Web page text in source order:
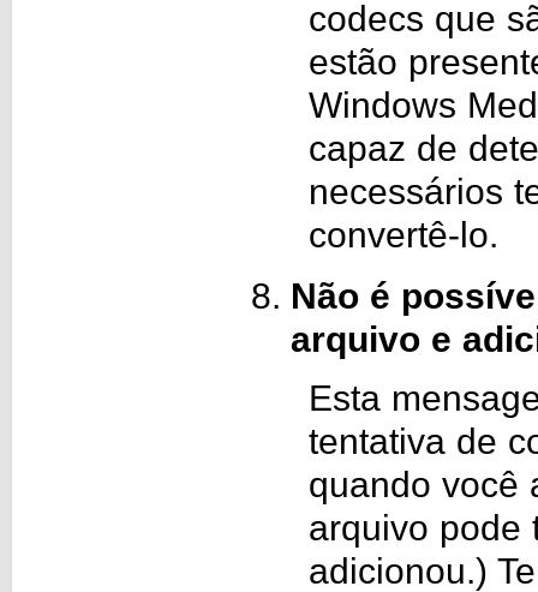
codecs que
estão
Windows
capaz de
necessários
convertê-lo.
Não é
arquivo e
Esta
tentativa de
quando você
arquivo pode
adicionou.)